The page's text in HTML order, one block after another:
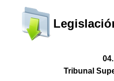
Tribunal